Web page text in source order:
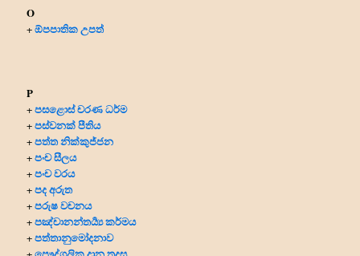
O
+ඕපපාතික උපත්
P
+පසළොස් චරණ ධර්ම
+පස්වනක් පීතිය
+පත්ත නික්කුජ්ජන
+පංච සීලය
+පංච වරය
+පද අරුත
+පරුෂ වචනය
+පඤ්චානන්තර්‍ය්‍ය කර්මය
+පත්තානුමෝදනාව